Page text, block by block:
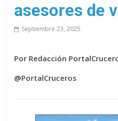
asesores de
Septiembre 23, 2025
Por Redacción
@PortalCruceros